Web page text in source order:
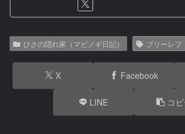
ひさの隠れ家（マビノギ日記） ブリーレフ
X Facebook
LINE コ